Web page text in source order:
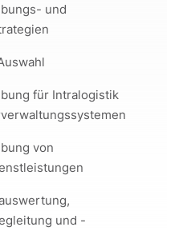
und
für Intralogistik
von
und -